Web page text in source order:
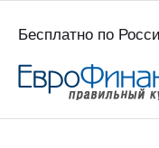
Бесплатно по